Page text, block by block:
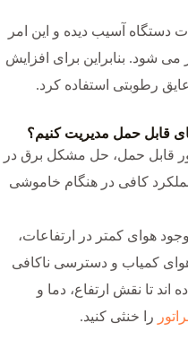
آسیب دیده و این امر
شود. بنابراین برای افزایش
رطوبتی استفاده کرد.
قابل حمل مدیریت کنیم؟
قابل حمل، حل مشکل برق در
کافی در هنگام خاموشی
هوای کمتر در ارتفاعات،
کمیاب و دسترسی ناکافی
اند تا نقش ارتفاع، دما و
را خنثی کنید.